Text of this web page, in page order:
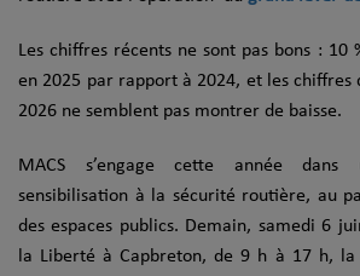
Les chiffres récents ne sont pas bons : 10
en 2025 par rapport à 2024, et les chiffres
2026 ne semblent pas montrer de baisse.
MACS s’engage cette année
sensibilisation à la sécurité routière, au
des espaces publics. Demain, samedi 6
la Liberté à Capbreton, de 9 h à 17 h,